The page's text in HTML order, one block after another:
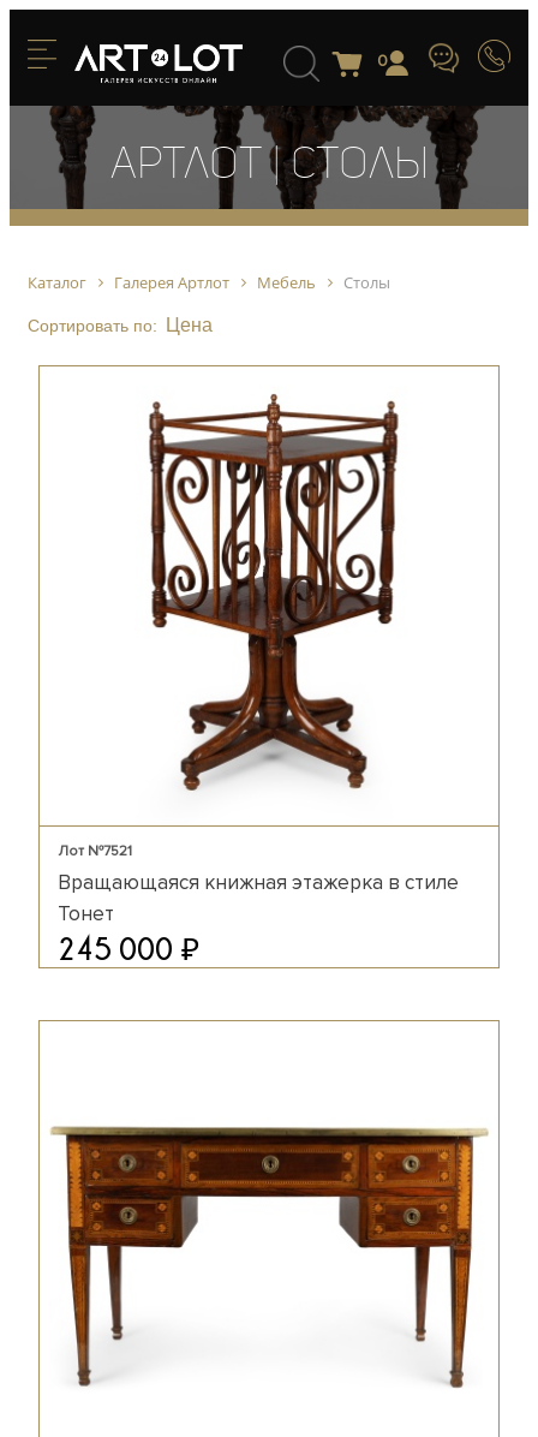
0
Артлот | Столы
Каталог Галерея Артлот Мебель Столы
Сортировать по: Цена
Лот №7521
Вращающаяся книжная этажерка в стиле
Тонет
245 000 ₽